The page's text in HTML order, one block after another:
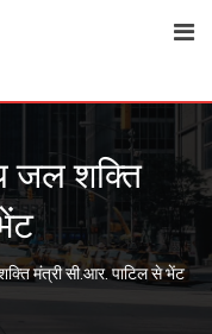
जल शक्ति
मंत्री सी.आर. पाटिल से भेंट